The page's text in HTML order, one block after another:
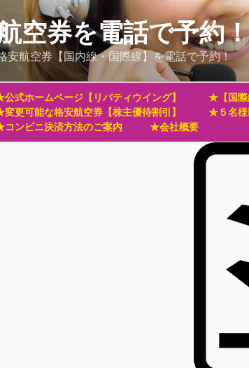
空券を電話で予約！
安航空券【国内線・国際線】を電話で予約！
式ホームページ【リバティウイング】 ★【国際
更可能な格安航空券【株主優待割引】
★５名様
ンビニ決済方法のご案内
★会社概要